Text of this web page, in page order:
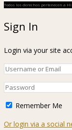
Todos los derechos pertenecen a
Sign In
Login via your site
Remember Me
Or login via a social